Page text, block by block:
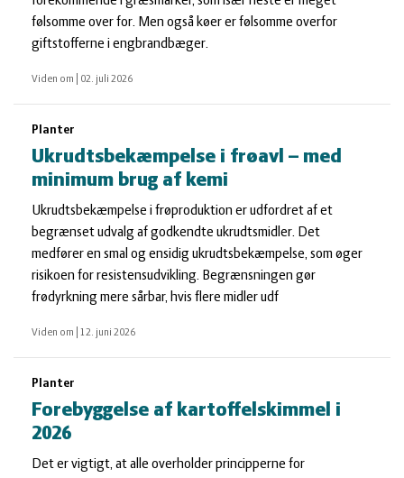
følsomme over for. Men også køer er følsomme overfor
giftstofferne i engbrandbæger.
Viden om 02. juli 2026
Planter
Ukrudtsbekæmpelse i frøavl – med
minimum brug af kemi
Ukrudtsbekæmpelse i frøproduktion er udfordret af et
begrænset udvalg af godkendte ukrudtsmidler. Det
medfører en smal og ensidig ukrudtsbekæmpelse, som øger
risikoen for resistensudvikling. Begrænsningen gør
frødyrkning mere sårbar, hvis flere midler udf
Viden om 12. juni 2026
Planter
Forebyggelse af kartoffelskimmel i
2026
Det er vigtigt, at alle overholder principperne for